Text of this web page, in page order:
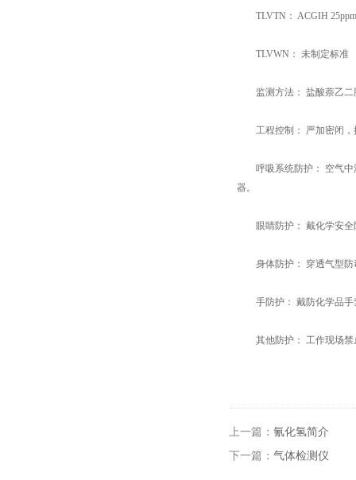
TLVTN： ACGIH
TLVWN： 未制定标准
监测方法： 盐酸萘乙二
工程控制： 严加密闭，
呼吸系统防护： 空气中
器。
眼睛防护： 戴化学安全
身体防护： 穿透气型防
手防护： 戴防化学品手
其他防护： 工作现场禁
上一篇： 氰化氢简介
下一篇： 气体检测仪